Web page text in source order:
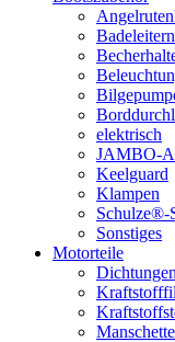
Badeleitern
elektrisch
JAMBO-
Keelguard
Klampen
Schulze®-
Sonstiges
Motorteile